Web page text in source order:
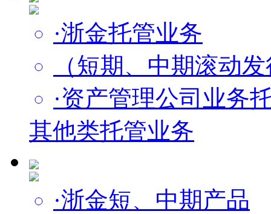
·浙金托管业务
（短期、中期滚动
·资产管理公司业务
其他类托管业务
·浙金短、中期产品